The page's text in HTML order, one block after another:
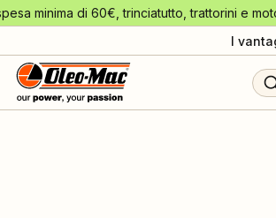
minima di 60€, trinciatutto, trattorini e
I